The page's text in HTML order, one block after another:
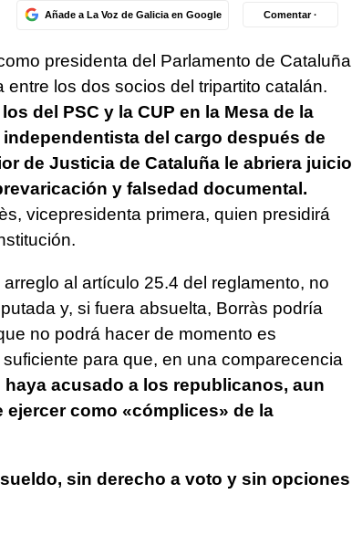
Añade a La Voz de Galicia en Google Comentar ·
presidenta del Parlamento de Cataluña
los dos socios del tripartito catalán.
del PSC y la CUP en la Mesa de la
del cargo después de
de Justicia de Cataluña le abriera juicio
y falsedad documental.
vicepresidenta primera, quien presidirá
al artículo 25.4 del reglamento, no
y, si fuera absuelta, Borràs podría
no podrá hacer de momento es
para que, en una comparecencia
haya acusado a los republicanos, aun
como «cómplices» de la
sin derecho a voto y sin opciones